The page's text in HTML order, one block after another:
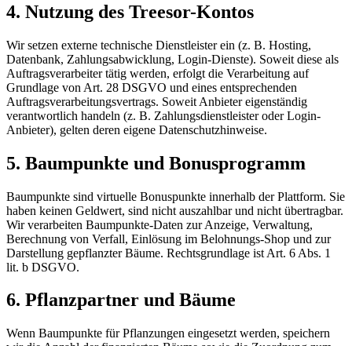
4. Nutzung des Treesor-Kontos
Wir setzen externe technische Dienstleister ein (z. B. Hosting,
Datenbank, Zahlungsabwicklung, Login-Dienste). Soweit diese als
Auftragsverarbeiter tätig werden, erfolgt die Verarbeitung auf
Grundlage von Art. 28 DSGVO und eines entsprechenden
Auftragsverarbeitungsvertrags. Soweit Anbieter eigenständig
verantwortlich handeln (z. B. Zahlungsdienstleister oder Login-
Anbieter), gelten deren eigene Datenschutzhinweise.
5. Baumpunkte und Bonusprogramm
Baumpunkte sind virtuelle Bonuspunkte innerhalb der Plattform. Sie
haben keinen Geldwert, sind nicht auszahlbar und nicht übertragbar.
Wir verarbeiten Baumpunkte-Daten zur Anzeige, Verwaltung,
Berechnung von Verfall, Einlösung im Belohnungs-Shop und zur
Darstellung gepflanzter Bäume. Rechtsgrundlage ist Art. 6 Abs. 1
lit. b DSGVO.
6. Pflanzpartner und Bäume
Wenn Baumpunkte für Pflanzungen eingesetzt werden, speichern